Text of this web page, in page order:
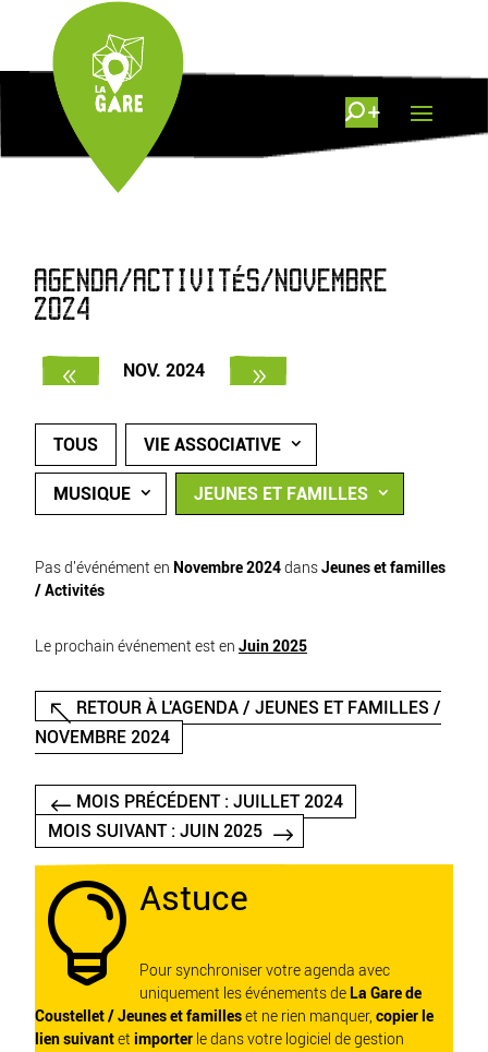
AGENDA/ACTIVITÉS/NOVEMBRE
2024
NOV. 2024
TOUS VIE ASSOCIATIVE
MUSIQUE JEUNES ET FAMILLES
Pas d'événément en Novembre 2024dansJeunes et familles
/ Activités
Le prochain événement est en Juin 2025
RETOUR À L'AGENDA / JEUNES ET FAMILLES /
NOVEMBRE 2024
MOIS PRÉCÉDENT : JUILLET 2024
MOIS SUIVANT : JUIN 2025
 Astuce
Pour synchroniser votre agenda avec
uniquement les événements de La Gare de
Coustellet / Jeunes et familleset ne rien manquer, copier le
lien suivantet importer le dans votre logiciel de gestion